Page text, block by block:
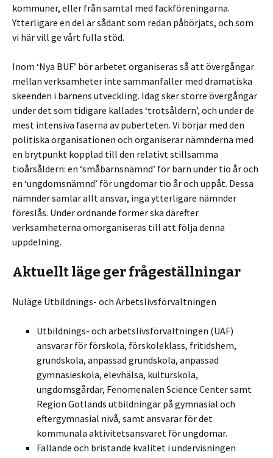
kommuner, eller från samtal med fackföreningarna.
Ytterligare en del är sådant som redan påbörjats, och som
vi här vill ge vårt fulla stöd.
Inom ‘Nya BUF’ bör arbetet organiseras så att övergångar
mellan verksamheter inte sammanfaller med dramatiska
skeenden i barnens utveckling. Idag sker större övergångar
under det som tidigare kallades ‘trotsåldern’, och under de
mest intensiva faserna av puberteten. Vi börjar med den
politiska organisationen och organiserar nämnderna med
en brytpunkt kopplad till den relativt stillsamma
tioårsåldern: en ‘småbarnsnämnd’ för barn under tio år och
en ‘ungdomsnämnd’ för ungdomar tio år och uppåt. Dessa
nämnder samlar allt ansvar, inga ytterligare nämnder
föreslås. Under ordnande former ska därefter
verksamheterna omorganiseras till att följa denna
uppdelning.
Aktuellt läge ger frågeställningar
Nuläge Utbildnings- och Arbetslivsförvaltningen
Utbildnings- och arbetslivsförvaltningen (UAF)
ansvarar för förskola, förskoleklass, fritidshem,
grundskola, anpassad grundskola, anpassad
gymnasieskola, elevhälsa, kulturskola,
ungdomsgårdar, Fenomenalen Science Center samt
Region Gotlands utbildningar på gymnasial och
eftergymnasial nivå, samt ansvarar för det
kommunala aktivitetsansvaret för ungdomar.
Fallande och bristande kvalitet i undervisningen